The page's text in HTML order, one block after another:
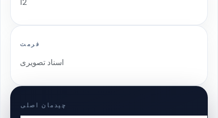
فرمت
اسناد تصویری
چیدمان اصلی